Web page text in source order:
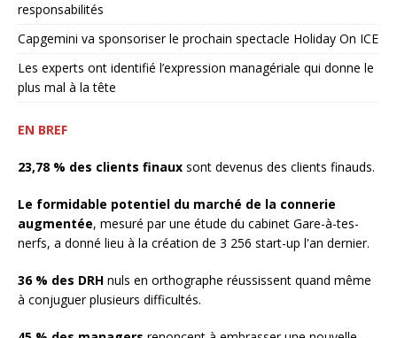
responsabilités
Capgemini va sponsoriser le prochain spectacle Holiday On ICE
Les experts ont identifié l’expression managériale qui donne le
plus mal à la tête
EN BREF
23,78 % des clients finaux sont devenus des clients finauds.
Le formidable potentiel du marché de la connerie
augmentée, mesuré par une étude du cabinet Gare-à-tes-
nerfs, a donné lieu à la création de 3 256 start-up l'an dernier.
36 % des DRH nuls en orthographe réussissent quand même
à conjuguer plusieurs difficultés.